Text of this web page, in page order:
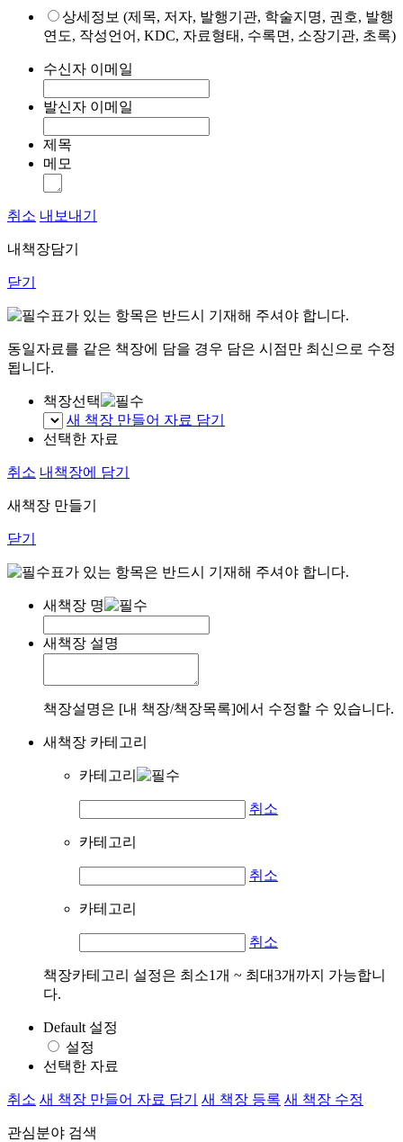
상세정보 (제목, 저자, 발행기관, 학술지명, 권호, 발행
연도, 작성언어, KDC, 자료형태, 수록면, 소장기관, 초록)
수신자 이메일
발신자 이메일
제목
메모
취소 내보내기
내책장담기
닫기
표가 있는 항목은 반드시 기재해 주셔야 합니다.
동일자료를 같은 책장에 담을 경우 담은 시점만 최신으로 수정
됩니다.
책장선택
새 책장 만들어 자료 담기
선택한 자료
취소 내책장에 담기
새책장 만들기
닫기
표가 있는 항목은 반드시 기재해 주셔야 합니다.
새책장 명
새책장 설명
책장설명은 [내 책장/책장목록]에서 수정할 수 있습니다.
새책장 카테고리
카테고리
취소
카테고리
취소
카테고리
취소
책장카테고리 설정은 최소1개 ~ 최대3개까지 가능합니
다.
Default 설정
설정
선택한 자료
취소 새 책장 만들어 자료 담기 새 책장 등록 새 책장 수정
관심분야 검색